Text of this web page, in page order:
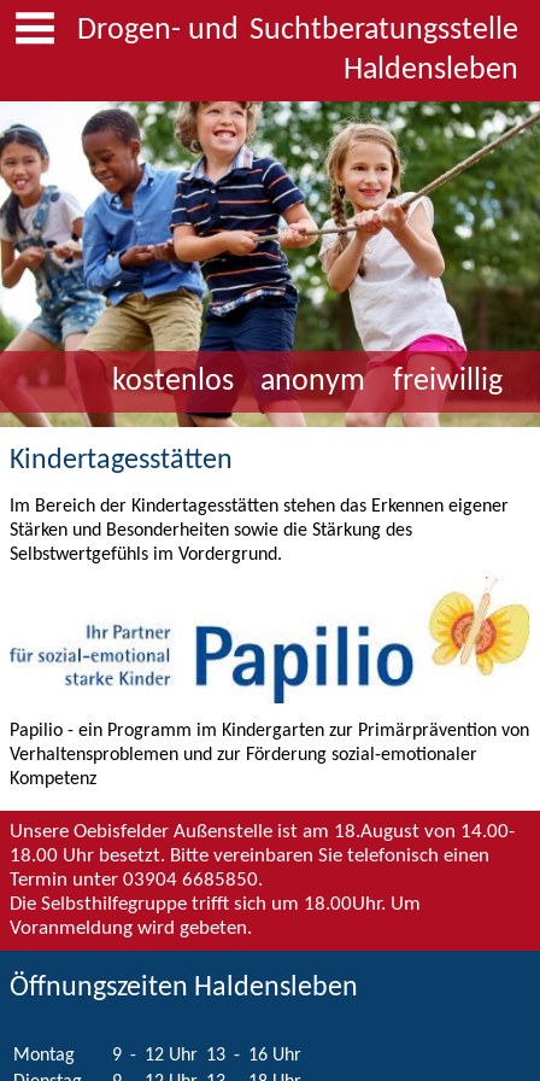
Drogen- und Suchtberatungsstelle
Haldensleben
kostenlos anonym freiwillig
Kindertagesstätten
Im Bereich der Kindertagesstätten stehen das Erkennen eigener
Stärken und Besonderheiten sowie die Stärkung des
Selbstwertgefühls im Vordergrund.
Papilio - ein Programm im Kindergarten zur Primärprävention von
Verhaltensproblemen und zur Förderung sozial-emotionaler
Kompetenz
Unsere Oebisfelder Außenstelle ist am 18.August von 14.00-
18.00 Uhr besetzt. Bitte vereinbaren Sie telefonisch einen
Termin unter 03904 6685850.
Die Selbsthilfegruppe trifft sich um 18.00Uhr. Um
Voranmeldung wird gebeten.
Öffnungszeiten Haldensleben
Montag 9 - 12 Uhr 13 - 16 Uhr